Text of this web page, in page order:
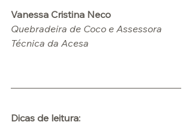
Vanessa Cristina Neco
Quebradeira de Coco e Assessora
Técnica da Acesa
Dicas de leitura: